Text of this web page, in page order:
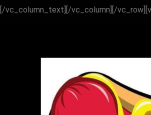
[/vc_column_text][/vc_column][/